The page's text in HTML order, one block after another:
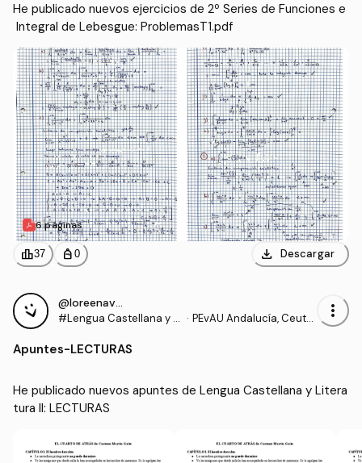
He publicado nuevos ejercicios de 2º Series de Funciones e
Integral de Lebesgue: ProblemasT1.pdf
6 páginas
leaderboard37 personal_bag 0 download Descargar
@loreenavillalba
#Lengua Castellana y Li · PEvAU Andalucía, Ceuta,
more_vert
Apuntes-LECTURAS
He publicado nuevos apuntes de Lengua Castellana y Litera
tura II: LECTURAS